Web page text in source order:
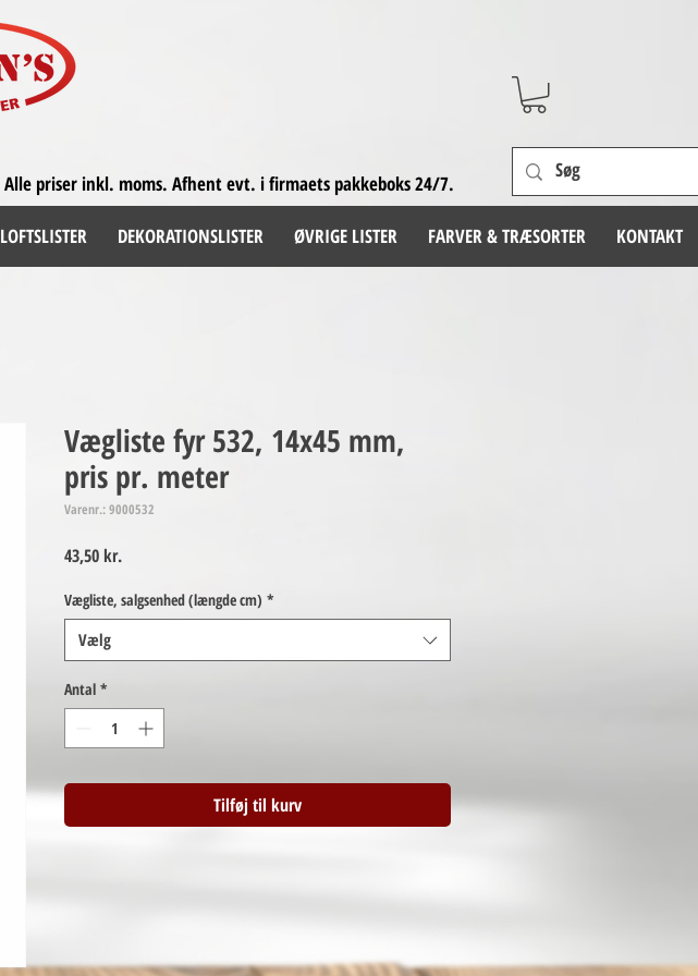
Alle priser inkl. moms. Afhent evt. i firmaets pakkeboks 24/7.
LOFTSLISTER DEKORATIONSLISTER ØVRIGE LISTER FARVER & TRÆSORTER KONTAKT
Vægliste fyr 532, 14x45 mm,
pris pr. meter
Varenr.: 9000532
43,50 kr.Pris
Vægliste, salgsenhed (længde cm) *
Vælg
Antal *
Tilføj til kurv